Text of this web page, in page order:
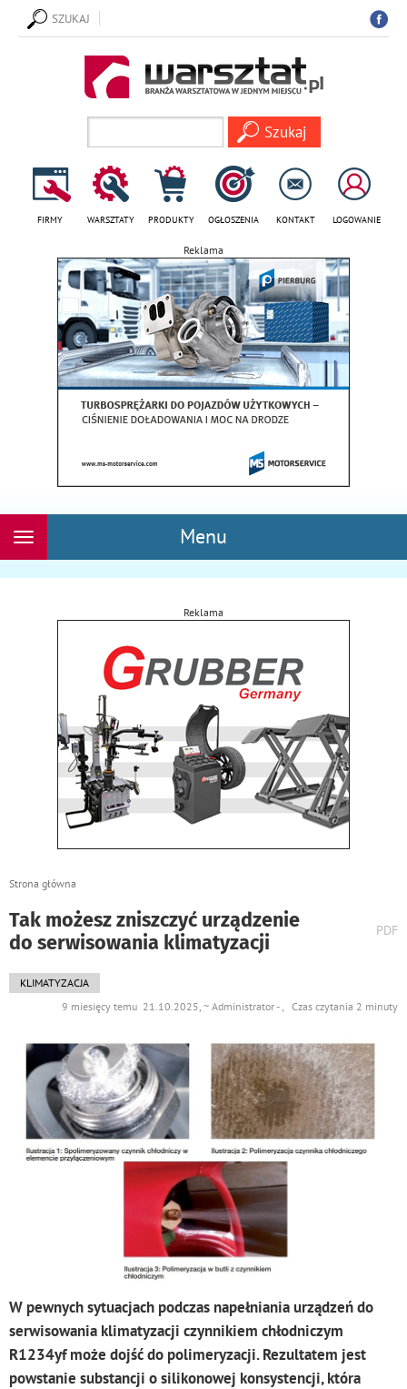
SZUKAJ
FIRMY WARSZTATY PRODUKTY OGŁOSZENIA KONTAKT LOGOWANIE
Reklama
Menu
Rozwiń
Reklama
Strona główna
Tak możesz zniszczyć urządzenie
do serwisowania klimatyzacji
PDF
KLIMATYZACJA
9 miesięcy temu 21.10.2025, ~ Administrator - , Czas czytania 2 minuty
W pewnych sytuacjach podczas napełniania urządzeń do
serwisowania klimatyzacji czynnikiem chłodniczym
R1234yf może dojść do polimeryzacji. Rezultatem jest
powstanie substancji o silikonowej konsystencji, która